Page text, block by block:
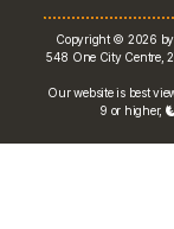
FRN Rate
Bond Price
Copyright © 2026 by
548 One City Centre,
Our website is best
9 or higher,